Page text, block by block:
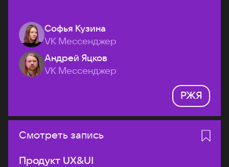
Софья Кузина
VK Мессенджер
Андрей Яцков
VK Мессенджер
РЖЯ
Смотреть запись
Продукт UX&UI